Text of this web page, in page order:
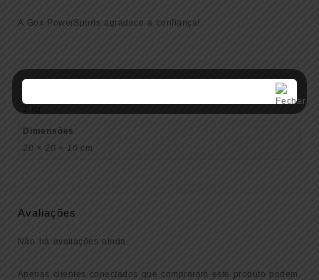
A Gox PowerSports agradece a confiança!
Dimensões
20 × 20 × 10 cm
Avaliações
Não há avaliações ainda.
Apenas clientes conectados que compraram este produto podem